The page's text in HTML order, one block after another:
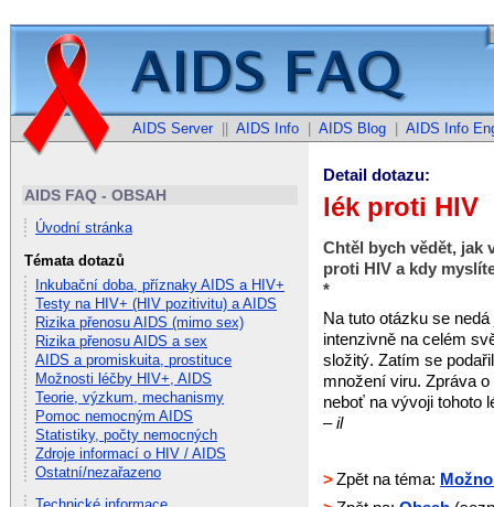
AIDS Server AIDS Info AIDS Blog AIDS Info
AIDS FAQ - OBSAH
Úvodní stránka
Témata dotazů
Inkubační doba, příznaky AIDS a HIV+
Testy na HIV+ (HIV pozitivitu) a AIDS
Rizika přenosu AIDS (mimo sex)
Rizika přenosu AIDS a sex
AIDS a promiskuita, prostituce
Možnosti léčby HIV+, AIDS
Teorie, výzkum, mechanismy
Pomoc nemocným AIDS
Statistiky, počty nemocných
Zdroje informací o HIV / AIDS
Ostatní/nezařazeno
Detail dotazu:
lék proti HIV
Chtěl bych vědět, jak
proti HIV a kdy
*
Na tuto otázku se
intenzivně na celém
složitý. Zatím se
množení viru. Zpráva
neboť na vývoji tohoto
– il
>Zpět na téma: